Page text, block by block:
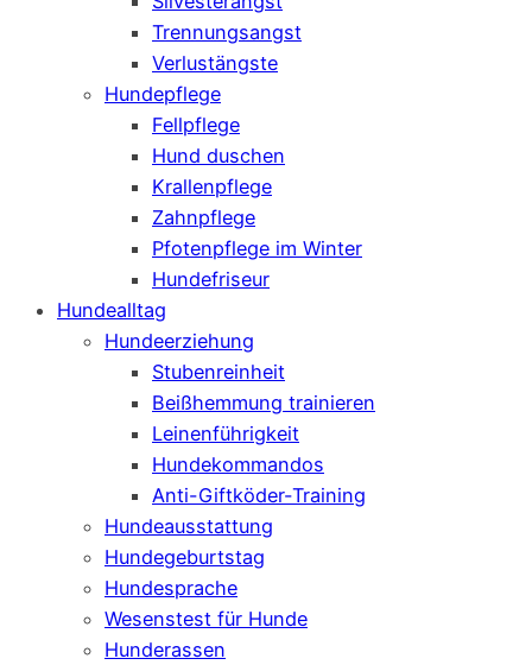
Trennungsangst
Verlustängste
Hundepflege
Fellpflege
Hund duschen
Krallenpflege
Zahnpflege
Pfotenpflege im Winter
Hundefriseur
Hundealltag
Hundeerziehung
Stubenreinheit
Beißhemmung trainieren
Leinenführigkeit
Hundekommandos
Anti-Giftköder-Training
Hundeausstattung
Hundegeburtstag
Hundesprache
Wesenstest für Hunde
Hunderassen